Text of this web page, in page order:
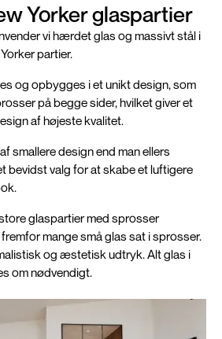
Yorker glaspartier
vi hærdet glas og massivt stål i
partier.
og opbygges i et unikt design, som
på begge sider, hvilket giver et
af højeste kvalitet.
smallere design end man ellers
bevidst valg for at skabe et luftigere
glaspartier med sprosser
mange små glas sat i sprosser.
og æstetisk udtryk. Alt glas i
om nødvendigt.